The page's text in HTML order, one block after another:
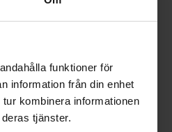
funktioner för
information från din enhet
kombinera informationen
tjänster.